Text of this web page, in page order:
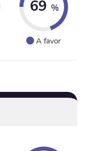
69 %
A favor